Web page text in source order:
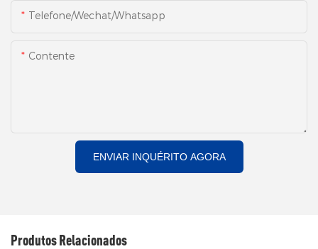
Telefone/Wechat/Whatsapp
Contente
ENVIAR INQUÉRITO AGORA
Produtos Relacionados